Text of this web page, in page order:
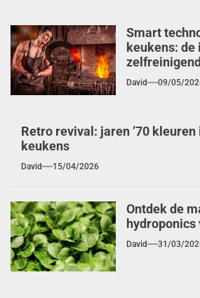
Smart
keukens: de
David 09/05/
Retro revival: jaren ’70
keukens
David 15/04/2026
Ontdek de
hydroponics
David 31/03/